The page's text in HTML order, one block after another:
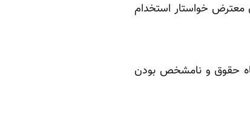
معترض خواستار استخدام
هشت ماه حقوق و نامشخص بودن